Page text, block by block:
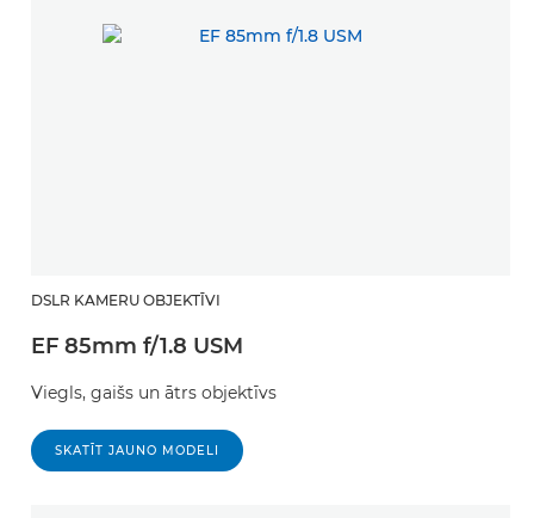
DSLR KAMERU OBJEKTĪVI
EF 85mm f/1.8 USM
Viegls, gaišs un ātrs objektīvs
SKATĪT JAUNO MODELI